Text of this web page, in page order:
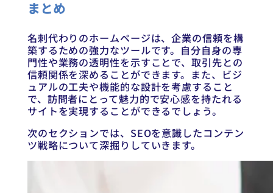
まとめ
名刺代わりのホームページは、企業の信頼を構
築するための強力なツールです。自分自身の専
門性や業務の透明性を示すことで、取引先との
信頼関係を深めることができます。また、ビジ
ュアルの工夫や機能的な設計を考慮すること
で、訪問者にとって魅力的で安心感を持たれる
サイトを実現することができるでしょう。
次のセクションでは、SEOを意識したコンテン
ツ戦略について深掘りしていきます。